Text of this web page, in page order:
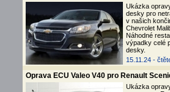
Ukázka
desky pro
v našich
Chevrolet
Náhodné
výpadky celé
desky.
15.11.24 -
Oprava ECU Valeo V40 pro Renault Scenic
Ukázka